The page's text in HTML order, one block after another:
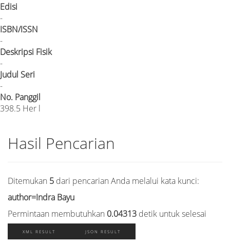
Edisi
-
ISBN/ISSN
-
Deskripsi Fisik
-
Judul Seri
-
No. Panggil
398.5 Her l
Hasil Pencarian
Ditemukan 5 dari pencarian Anda melalui kata kunci:
author=Indra Bayu
Permintaan membutuhkan 0.04313 detik untuk selesai
XML RESULT JSON RESULT